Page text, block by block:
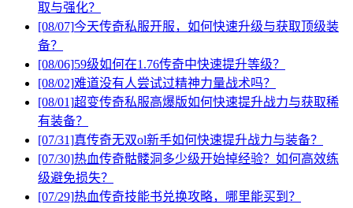
取与强化？
[08/07]今天传奇私服开服，如何快速升级与获取顶级装
备？
[08/06]59级如何在1.76传奇中快速提升等级？
[08/02]难道没有人尝试过精神力量战术吗？
[08/01]超变传奇私服高爆版如何快速提升战力与获取稀
有装备？
[07/31]真传奇无双ol新手如何快速提升战力与装备？
[07/30]热血传奇骷髅洞多少级开始掉经验？如何高效练
级避免损失？
[07/29]热血传奇技能书兑换攻略，哪里能买到？